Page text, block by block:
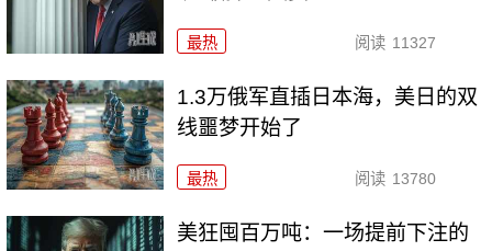
最热 阅读 11327
1.3万俄军直插日本海，美日的双
线噩梦开始了
最热 阅读 13780
美狂囤百万吨：一场提前下注的